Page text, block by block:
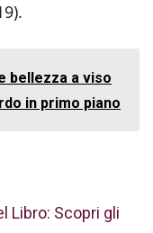
bellezza a viso
in primo piano
Libro: Scopri gli